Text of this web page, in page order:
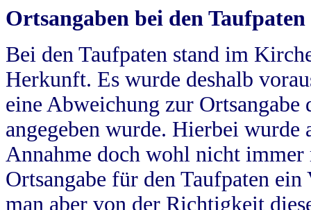
Ortsangaben bei den Taufpaten
Bei den Taufpaten stand im
Herkunft. Es wurde deshalb
eine Abweichung zur
angegeben wurde. Hierbei wurde
Annahme doch wohl nicht
Ortsangabe für den Taufpaten
man aber von der Richtigkeit